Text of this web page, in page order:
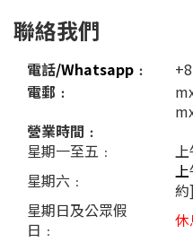
聯絡我們
電話/Whatsapp ﹕
電郵﹕
營業時間﹕
星期一至五﹕
星期六﹕
上
約]
星期日及公眾假
日﹕
休